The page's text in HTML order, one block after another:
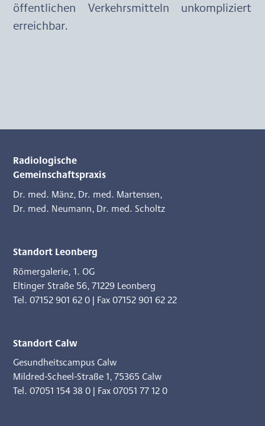
öffentlichen Verkehrsmitteln unkompliziert
erreichbar.
Radiologische
Gemeinschaftspraxis
Dr. med. Mänz, Dr. med. Martensen,
Dr. med. Neumann, Dr. med. Scholtz
Standort Leonberg
Römergalerie, 1. OG
Eltinger Straße 56,71229 Leonberg
Tel. 07152 901 62 0 | Fax 07152 901 62 22
Standort Calw
Gesundheitscampus Calw
Mildred-Scheel-Straße 1,75365 Calw
Tel. 07051 154 38 0 | Fax 07051 77 12 0